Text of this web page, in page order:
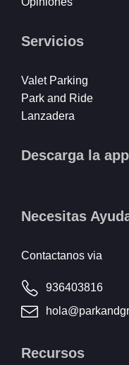
Servicios
Valet Parking
Park and Ride
Lanzadera
Descarga la app
Necesitas
Contactanos via
936403816
Recursos